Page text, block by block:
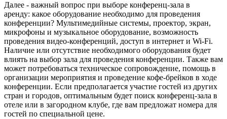
Далее - важный вопрос при выборе конференц-зала в
аренду: какое оборудование необходимо для проведения
конференции? Мультимедийные системы, проектор, экран,
микрофоны и музыкальное оборудование, возможность
проведения видео-конференций, доступ в интернет и Wi-Fi.
Наличие или отсутствие необходимого оборудования будет
влиять на выбор зала для проведения конференции. Также вам
может потребоваться техническое сопровождение, помощь в
организации мероприятия и проведение кофе-брейков в ходе
конференции. Если предполагается участие гостей из других
стран и городов, оптимальным будет поиск конференц-зала в
отеле или в загородном клубе, где вам предложат номера для
гостей по специальной цене.